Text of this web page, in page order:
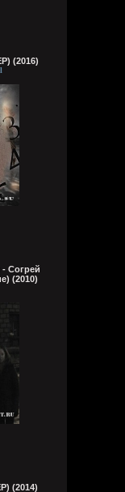
(2016)
Согрей
(2010)
(2014)